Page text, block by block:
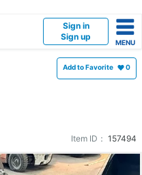
Sign in
Sign up
Add to Favorite 0
Item ID： 157494